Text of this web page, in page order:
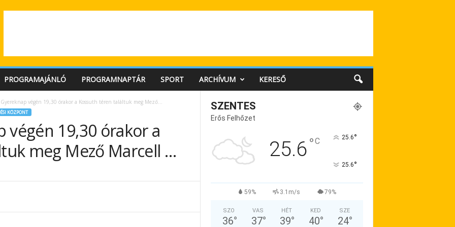
PROGRAMAJÁNLÓ PROGRAMNAPTÁR SPORT ARCHÍVUM KERESŐ
Gyereknap végén 19,30 órakor a Kossuth téren találtuk meg Mező...
KÖZPONT
végén 19,30 órakor a
meg Mező Marcell …
SZENTES
Erős Felhőzet
25.6°C 25.6°
25.6°
59% 3.1m/s 79%
SZO
36°
VAS
37°
HÉT
39°
KED
40°
SZE
24°